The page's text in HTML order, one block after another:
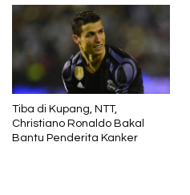
Tiba di Kupang, NTT,
Christiano Ronaldo Bakal
Bantu Penderita Kanker